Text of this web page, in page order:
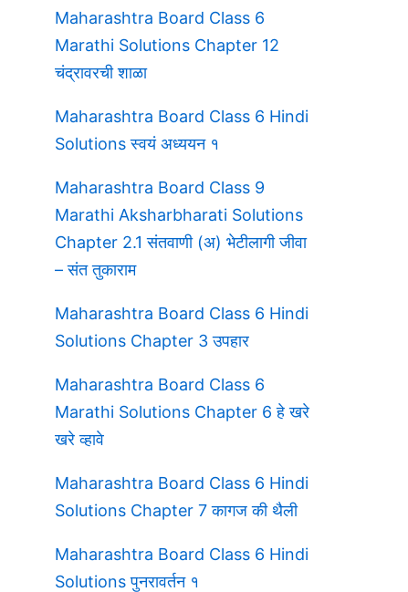
Maharashtra Board Class 6
Marathi Solutions Chapter 12
चंद्रावरची शाळा
Maharashtra Board Class 6 Hindi
Solutions स्वयं अध्ययन १
Maharashtra Board Class 9
Marathi Aksharbharati Solutions
Chapter 2.1 संतवाणी (अ) भेटीलागी जीवा
– संत तुकाराम
Maharashtra Board Class 6 Hindi
Solutions Chapter 3 उपहार
Maharashtra Board Class 6
Marathi Solutions Chapter 6 हे खरे
खरे व्हावे
Maharashtra Board Class 6 Hindi
Solutions Chapter 7 कागज की थैली
Maharashtra Board Class 6 Hindi
Solutions पुनरावर्तन १